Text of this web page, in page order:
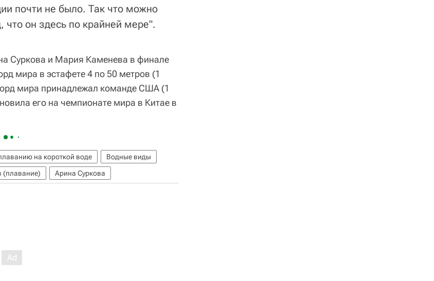
почти не было. Так что можно
что он здесь по крайней мере".
Суркова и Мария Каменева в финале
мира в эстафете 4 по 50 метров (1
мира принадлежал команде США (1
его на чемпионате мира в Китае в
на короткой воде
Водные виды
Арина Суркова